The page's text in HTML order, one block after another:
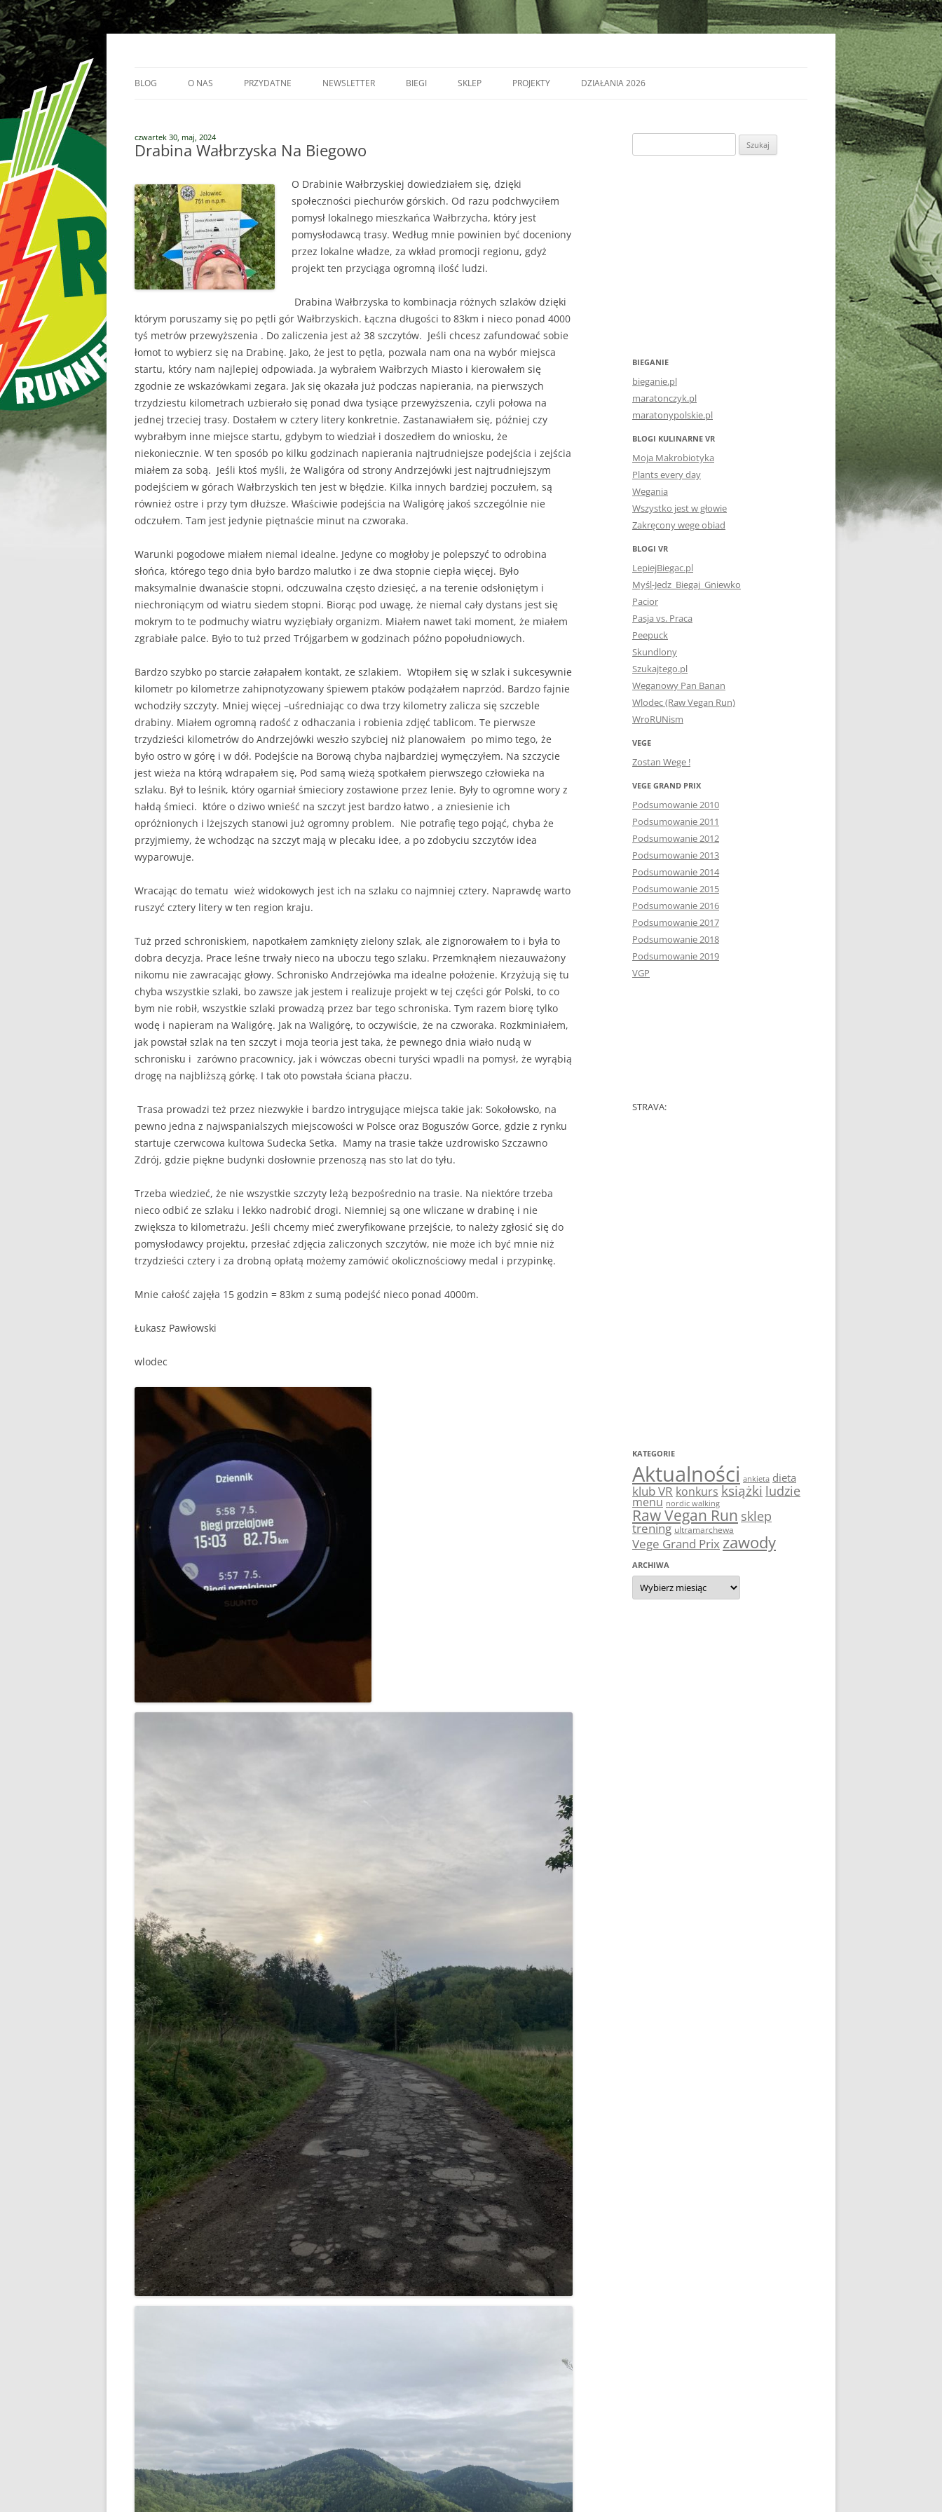
Przejdź
BLOG O NAS
PARTNERZY
PRZYDATNE NEWSLETTER BIEGI SKLEP PROJEKTY DZIAŁANIA 2026
czwartek 30, maj, 2024
Drabina Wałbrzyska Na Biegowo
O Drabinie Wałbrzyskiej dowiedziałem się, dzięki
społeczności piechurów górskich. Od razu podchwyciłem
pomysł lokalnego mieszkańca Wałbrzycha, który jest
pomysłodawcą trasy. Według mnie powinien być doceniony
przez lokalne władze, za wkład promocji regionu, gdyż
projekt ten przyciąga ogromną ilość ludzi.
Drabina Wałbrzyska to kombinacja różnych szlaków dzięki
którym poruszamy się po pętli gór Wałbrzyskich. Łączna długości to 83km i nieco ponad 4000
tyś metrów przewyższenia . Do zaliczenia jest aż 38 szczytów. Jeśli chcesz zafundować sobie
łomot to wybierz się na Drabinę. Jako, że jest to pętla, pozwala nam ona na wybór miejsca
startu, który nam najlepiej odpowiada. Ja wybrałem Wałbrzych Miasto i kierowałem się
zgodnie ze wskazówkami zegara. Jak się okazała już podczas napierania, na pierwszych
trzydziestu kilometrach uzbierało się ponad dwa tysiące przewyższenia, czyli połowa na
jednej trzeciej trasy. Dostałem w cztery litery konkretnie. Zastanawiałem się, później czy
wybrałbym inne miejsce startu, gdybym to wiedział i doszedłem do wniosku, że
niekoniecznie. W ten sposób po kilku godzinach napierania najtrudniejsze podejścia i zejścia
miałem za sobą. Jeśli ktoś myśli, że Waligóra od strony Andrzejówki jest najtrudniejszym
podejściem w górach Wałbrzyskich ten jest w błędzie. Kilka innych bardziej poczułem, są
również ostre i przy tym dłuższe. Właściwie podejścia na Waligórę jakoś szczególnie nie
odczułem. Tam jest jedynie piętnaście minut na czworaka.
Warunki pogodowe miałem niemal idealne. Jedyne co mogłoby je polepszyć to odrobina
słońca, którego tego dnia było bardzo malutko i ze dwa stopnie ciepła więcej. Było
maksymalnie dwanaście stopni, odczuwalna często dziesięć, a na terenie odsłoniętym i
niechroniącym od wiatru siedem stopni. Biorąc pod uwagę, że niemal cały dystans jest się
mokrym to te podmuchy wiatru wyziębiały organizm. Miałem nawet taki moment, że miałem
zgrabiałe palce. Było to tuż przed Trójgarbem w godzinach późno popołudniowych.
Bardzo szybko po starcie załapałem kontakt, ze szlakiem. Wtopiłem się w szlak i sukcesywnie
kilometr po kilometrze zahipnotyzowany śpiewem ptaków podążałem naprzód. Bardzo fajnie
wchodziły szczyty. Mniej więcej –uśredniając co dwa trzy kilometry zalicza się szczeble
drabiny. Miałem ogromną radość z odhaczania i robienia zdjęć tablicom. Te pierwsze
trzydzieści kilometrów do Andrzejówki weszło szybciej niż planowałem po mimo tego, że
było ostro w górę i w dół. Podejście na Borową chyba najbardziej wymęczyłem. Na szczycie
jest wieża na którą wdrapałem się, Pod samą wieżą spotkałem pierwszego człowieka na
szlaku. Był to leśnik, który ogarniał śmieciory zostawione przez lenie. Były to ogromne wory z
hałdą śmieci. które o dziwo wnieść na szczyt jest bardzo łatwo , a zniesienie ich
opróżnionych i lżejszych stanowi już ogromny problem. Nie potrafię tego pojąć, chyba że
przyjmiemy, że wchodząc na szczyt mają w plecaku idee, a po zdobyciu szczytów idea
wyparowuje.
Wracając do tematu wież widokowych jest ich na szlaku co najmniej cztery. Naprawdę warto
ruszyć cztery litery w ten region kraju.
Tuż przed schroniskiem, napotkałem zamknięty zielony szlak, ale zignorowałem to i była to
dobra decyzja. Prace leśne trwały nieco na uboczu tego szlaku. Przemknąłem niezauważony
nikomu nie zawracając głowy. Schronisko Andrzejówka ma idealne położenie. Krzyżują się tu
chyba wszystkie szlaki, bo zawsze jak jestem i realizuje projekt w tej części gór Polski, to co
bym nie robił, wszystkie szlaki prowadzą przez bar tego schroniska. Tym razem biorę tylko
wodę i napieram na Waligórę. Jak na Waligórę, to oczywiście, że na czworaka. Rozkminiałem,
jak powstał szlak na ten szczyt i moja teoria jest taka, że pewnego dnia wiało nudą w
schronisku i zarówno pracownicy, jak i wówczas obecni turyści wpadli na pomysł, że wyrąbią
drogę na najbliższą górkę. I tak oto powstała ściana płaczu.
Trasa prowadzi też przez niezwykłe i bardzo intrygujące miejsca takie jak: Sokołowsko, na
pewno jedna z najwspanialszych miejscowości w Polsce oraz Boguszów Gorce, gdzie z rynku
startuje czerwcowa kultowa Sudecka Setka. Mamy na trasie także uzdrowisko Szczawno
Zdrój, gdzie piękne budynki dosłownie przenoszą nas sto lat do tyłu.
Trzeba wiedzieć, że nie wszystkie szczyty leżą bezpośrednio na trasie. Na niektóre trzeba
nieco odbić ze szlaku i lekko nadrobić drogi. Niemniej są one wliczane w drabinę i nie
zwiększa to kilometrażu. Jeśli chcemy mieć zweryfikowane przejście, to należy zgłosić się do
pomysłodawcy projektu, przesłać zdjęcia zaliczonych szczytów, nie może ich być mnie niż
trzydzieści cztery i za drobną opłatą możemy zamówić okolicznościowy medal i przypinkę.
Mnie całość zajęła 15 godzin = 83km z sumą podejść nieco ponad 4000m.
Łukasz Pawłowski
wlodec
BIEGANIE
bieganie.pl
maratonczyk.pl
maratonypolskie.pl
BLOGI KULINARNE VR
Moja Makrobiotyka
Plants every day
Wegania
Wszystko jest w głowie
Zakręcony wege obiad
BLOGI VR
LepiejBiegac.pl
Myśl-Jedz_Biegaj_Gniewko
Pacior
Pasja vs. Praca
Peepuck
Skundlony
Szukajtego.pl
Weganowy Pan Banan
Wlodec (Raw Vegan Run)
WroRUNism
VEGE
Zostan Wege !
VEGE GRAND PRIX
Podsumowanie 2010
Podsumowanie 2011
Podsumowanie 2012
Podsumowanie 2013
Podsumowanie 2014
Podsumowanie 2015
Podsumowanie 2016
Podsumowanie 2017
Podsumowanie 2018
Podsumowanie 2019
VGP
STRAVA:
KATEGORIE
Aktualności ankieta dieta
klub VR konkurs książki ludzie
menu nordic walking
Raw Vegan Run sklep
trening ultramarchewa
Vege Grand Prix zawody
ARCHIWA
Archiwa